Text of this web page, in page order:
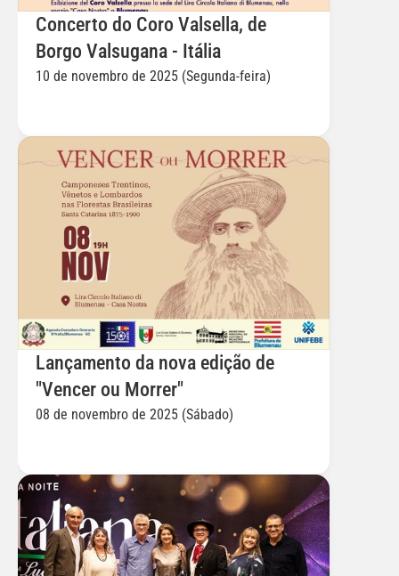
Concerto do Coro Valsella, de
Borgo Valsugana - Itália
10 de novembro de 2025 (Segunda-feira)
Lançamento da nova edição de
"Vencer ou Morrer"
08 de novembro de 2025 (Sábado)